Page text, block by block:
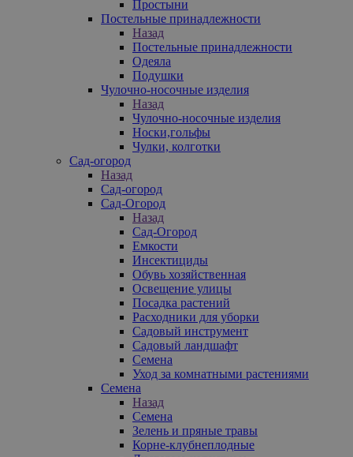
Простыни
Постельные принадлежности
Назад
Постельные принадлежности
Одеяла
Подушки
Чулочно-носочные изделия
Назад
Чулочно-носочные изделия
Носки,гольфы
Чулки, колготки
Сад-огород
Назад
Сад-огород
Сад-Огород
Назад
Сад-Огород
Емкости
Инсектициды
Обувь хозяйственная
Освещение улицы
Посадка растений
Расходники для уборки
Садовый инструмент
Садовый ландшафт
Семена
Уход за комнатными растениями
Семена
Назад
Семена
Зелень и пряные травы
Корне-клубнеплодные